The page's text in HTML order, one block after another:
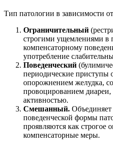
Тип патологии в зависимости
Ограничительный
строгими ущемлениями в
компенсаторному
употребление
Поведенческий
периодические
опорожнением желудка,
провоцированием
активностью.
Смешанный.
поведенческой формы
проявляются как строгое
компенсаторные меры.